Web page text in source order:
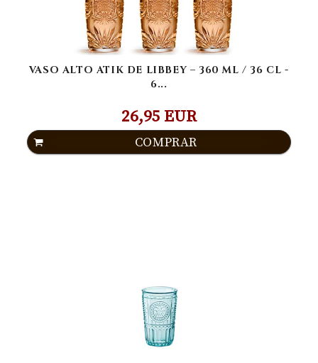
VASO ALTO ATIK DE LIBBEY – 360 ML / 36 CL -
6...
26,95 EUR
COMPRAR